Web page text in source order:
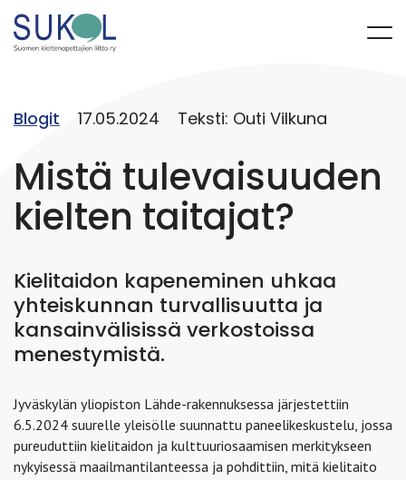
Blogit 17.05.2024 Teksti: Outi Vilkuna
Mistä tulevaisuuden
kielten taitajat?
Kielitaidon kapeneminen uhkaa
yhteiskunnan turvallisuutta ja
kansainvälisissä verkostoissa
menestymistä.
Jyväskylän yliopiston Lähde-rakennuksessa järjestettiin
6.5.2024 suurelle yleisölle suunnattu paneelikeskustelu, jossa
pureuduttiin kielitaidon ja kulttuuriosaamisen merkitykseen
nykyisessä maailmantilanteessa ja pohdittiin, mitä kielitaito